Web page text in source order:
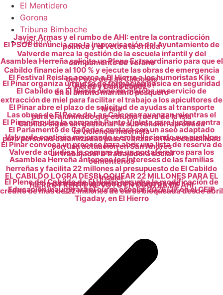
El Mentidero
Gorona
Tribuna Bimbache
Deporte
Javier Armas y el rumbo de AHI: entre la contradicción
política y el veto a la crítica
El PSOE denuncia que la improvisación del Ayuntamiento de
Valverde marca la gestión de la escuela infantil y del
campamento de verano
Asamblea Herreña solicita un Pleno Extraordinario para que el
Cabildo financie al 100 % y ejecute las obras de emergencia
del Pozo de Las Calcosas
El Festival Reislas acerca a El Hierro a los humoristas Kike
Pérez y Darío López
¿Qué nos está pasando?
El Pinar organiza un curso de formación básica en seguridad
en el ámbito marítimo pesquero
El Cabildo de El Hierro pone en marcha un servicio de
extracción de miel para facilitar el trabajo a los apicultores de
la isla
El Pinar abre el plazo de solicitud de ayudas al transporte
para el alumnado que estudia fuera de la isla
Las obras de El Pozo de Las Calcosas avanzan mientras el
Cabildo sigue sin gestionar la subvención aprobada
El Pinar impulsa la campaña Punto Violeta para luchar contra
la violencia machista
El Parlamento de Canarias contará con un aseo adaptado
para personas ostomizadas para avanzar en la accesibilidad
Valverde continúa mejorando y embelleciendo sus pueblos
con una actuación en San Andrés
El Pinar convoca un proceso para abrir una lista de reserva de
un trabajador o trabajadora social
Valverde adjudica la compra de un portaféretros para los
cementerios
Asamblea Herreña antepone los intereses de las familias
herreñas y facilita 22 millones al presupuesto de El Cabildo
Insular
EL CABILDO LOGRA DESBLOQUEAR 22 MILLONES PARA EL
HIERRO FRENTE AL VOTO EN CONTRA DE AHI
La transmutación de la tierra en oro
El Pleno del Cabildo de El Hierro aprueba la modificación de
crédito de más de 22 millones de euros bloqueada desde abril
Educación inaugurará el curso escolar 2026/27 en el CEIP
Tigaday, en El Hierro